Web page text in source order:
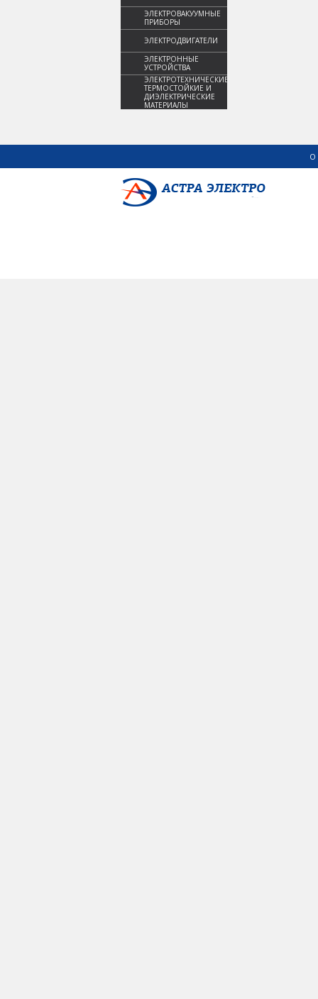
ЭЛЕКТРОВАКУУМНЫЕ
ПРИБОРЫ
ЭЛЕКТРОДВИГАТЕЛИ
ЭЛЕКТРОННЫЕ
УСТРОЙСТВА
ЭЛЕКТРОТЕХНИЧЕСКИЕ,
ТЕРМОСТОЙКИЕ И
ДИЭЛЕКТРИЧЕСКИЕ
МАТЕРИАЛЫ